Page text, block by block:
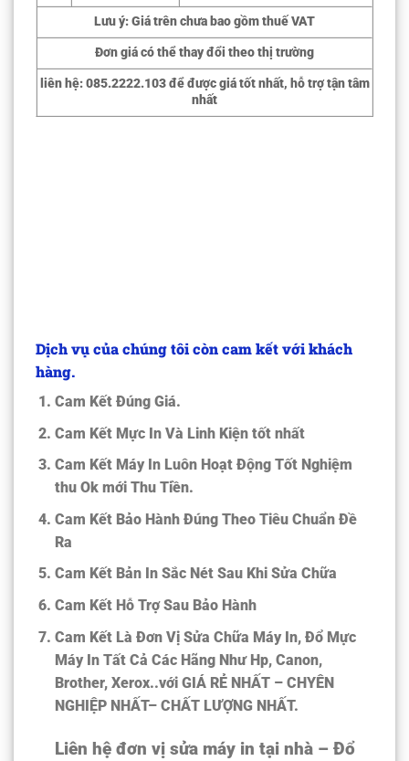
Lưu ý: Giá trên chưa bao gồm thuế VAT
Đơn giá có thể thay đổi theo thị trường
liên hệ: 085.2222.103 để được giá tốt nhất, hỗ trợ tận tâm
nhất
Dịch vụ của chúng tôi còn cam kết với khách
hàng.
Cam Kết Đúng Giá.
Cam Kết Mực In Và Linh Kiện tốt nhất
Cam Kết Máy In Luôn Hoạt Động Tốt Nghiệm
thu Ok mới Thu Tiền.
Cam Kết Bảo Hành Đúng Theo Tiêu Chuẩn Đề
Ra
Cam Kết Bản In Sắc Nét Sau Khi Sửa Chữa
Cam Kết Hỗ Trợ Sau Bảo Hành
Cam Kết Là Đơn Vị Sửa Chữa Máy In, Đổ Mực
Máy In Tất Cả Các Hãng Như Hp, Canon,
Brother, Xerox..với GIÁ RẺ NHẤT – CHYÊN
NGHIỆP NHẤT– CHẤT LƯỢNG NHẤT.
Liên hệ đơn vị sửa máy in tại nhà – Đổ